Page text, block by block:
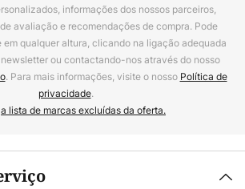
informações dos nossos parceiros,
avaliação e recomendações de compra. Pode
qualquer altura, clicando na ligação adequada
ou contactando-nos através do nosso
. Para mais informações, visite o nosso Política de
privacidade.
a lista de marcas excluídas da oferta.